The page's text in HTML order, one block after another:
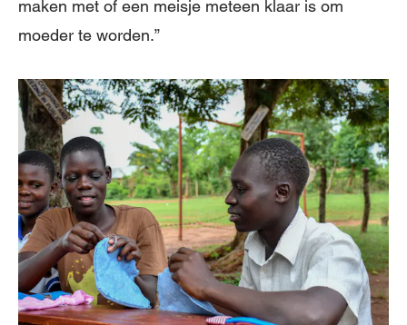
maken met of een meisje meteen klaar is om
moeder te worden.”